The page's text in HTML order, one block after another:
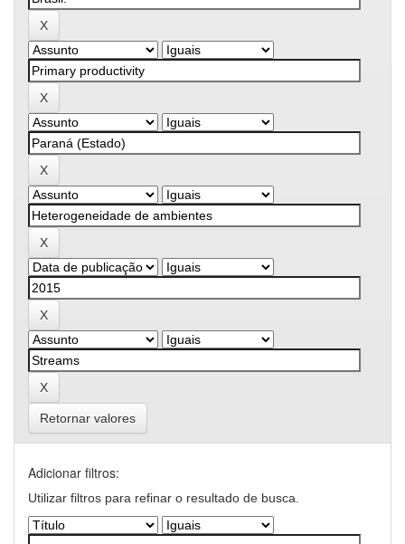
Retornar valores
Adicionar filtros:
Utilizar filtros para refinar o resultado de busca.